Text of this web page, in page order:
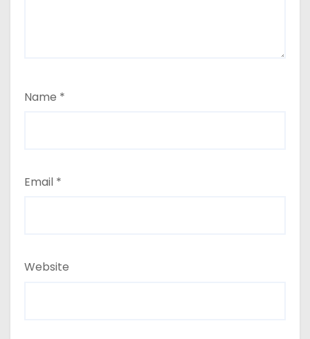
Name *
Email *
Website